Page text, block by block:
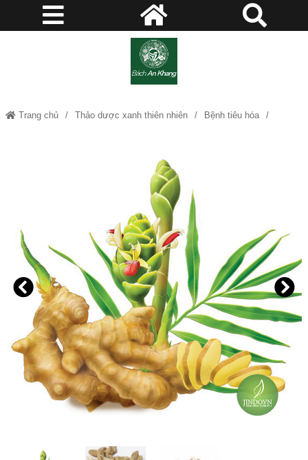
Trang chủ Thảo dược xanh thiên nhiên Bệnh tiêu hóa
nôn mửa, ăn không tiêu, cảm lạnh, mạch yếu, hen suyễn…JD282